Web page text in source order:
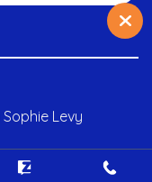
Sophie Levy